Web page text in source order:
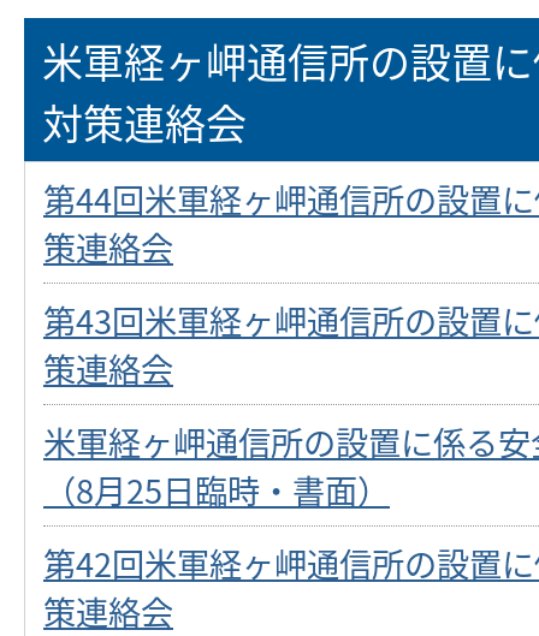
米軍経ヶ岬通信所の設置
対策連絡会
第44回米軍経ヶ岬通信所の設置
策連絡会
第43回米軍経ヶ岬通信所の設置
策連絡会
米軍経ヶ岬通信所の設置に係る
（8月25日臨時・書面）
第42回米軍経ヶ岬通信所の設置
策連絡会